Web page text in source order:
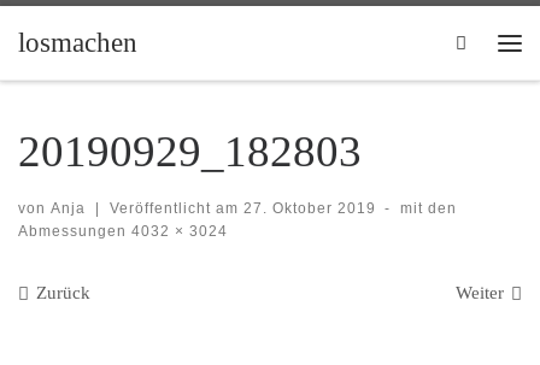
Zum Inhalt springen
losmachen
Search
20190929_182803
von Anja Veröffentlicht am 27. Oktober 2019 -
mit den
Abmessungen 4032 × 3024
Bilder Navigation
Zurück Weiter